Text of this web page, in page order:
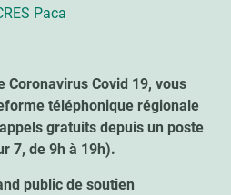
Paca
Coronavirus Covid 19, vous
téléphonique régionale
gratuits depuis un poste
7, de 9h à 19h).
public de soutien